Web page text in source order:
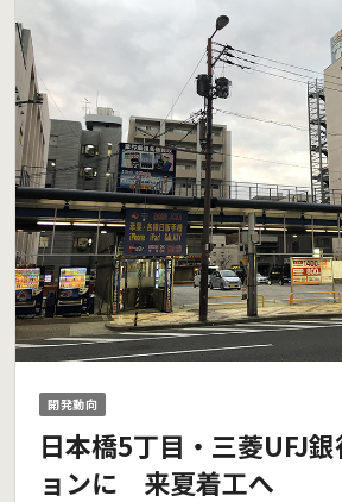
開発動向
日本橋5丁目・三菱UFJ
ョンに 来夏着工へ